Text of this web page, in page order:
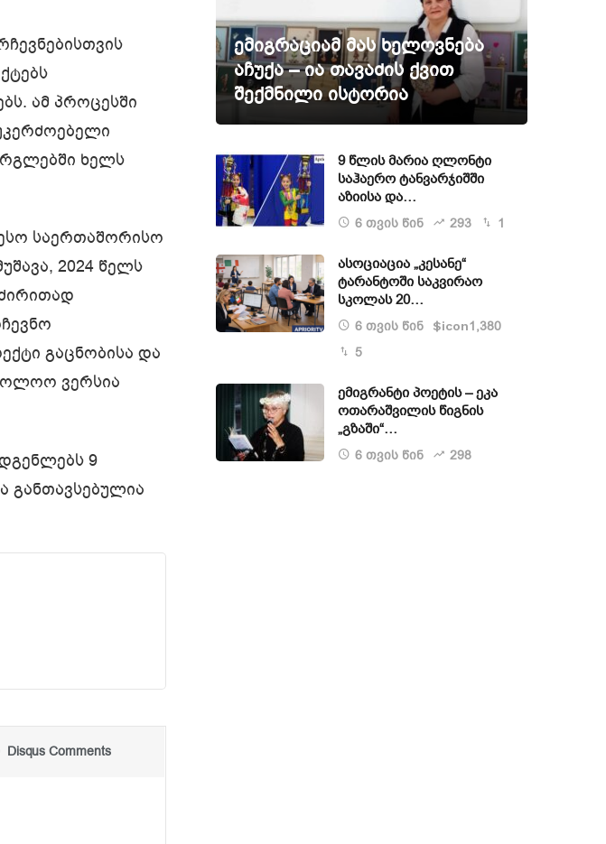
ამ პროცესში
ხელს
საერთაშორისო
2024 წელს
გაცნობისა და
ვერსია
9
განთავსებულია
Disqus Comments
ემიგრაციამ მას ხელოვნება
აჩუქა – ია თავაძის ქვით
შექმნილი ისტორია
9 წლის მარია ღლონტი
საჰაერო ტანვარჯიშში
აზიისა და…
6 თვის წინ 293 1
ასოციაცია „კესანე“
ტარანტოში საკვირაო
სკოლას 20…
6 თვის წინ $icon1,380
5
ემიგრანტი პოეტის – ეკა
ოთარაშვილის წიგნის
„გზაში“…
6 თვის წინ 298